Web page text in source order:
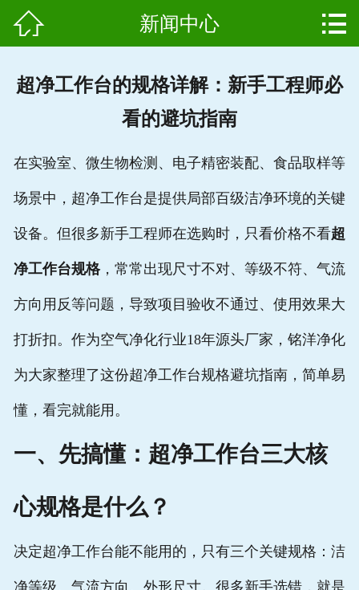
用户案例
资质证书
公司简介
联系我们
 新闻中心 
超净工作台的规格详解：新手工程师必
看的避坑指南
在实验室、微生物检测、电子精密装配、食品取样等
场景中，超净工作台是提供局部百级洁净环境的关键
设备。但很多新手工程师在选购时，只看价格不看超
净工作台规格，常常出现尺寸不对、等级不符、气流
方向用反等问题，导致项目验收不通过、使用效果大
打折扣。作为空气净化行业18年源头厂家，铭洋净化
为大家整理了这份超净工作台规格避坑指南，简单易
懂，看完就能用。
一、先搞懂：超净工作台三大核
心规格是什么？
决定超净工作台能不能用的，只有三个关键规格：洁